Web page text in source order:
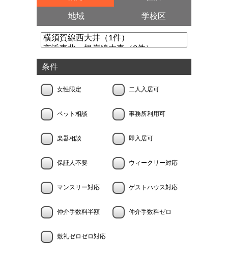
地域 学校区
条件
女性限定 二人入居可
ペット相談 事務所利用可
楽器相談 即入居可
保証人不要 ウィークリー対応
マンスリー対応 ゲストハウス対応
仲介手数料半額 仲介手数料ゼロ
敷礼ゼロゼロ対応